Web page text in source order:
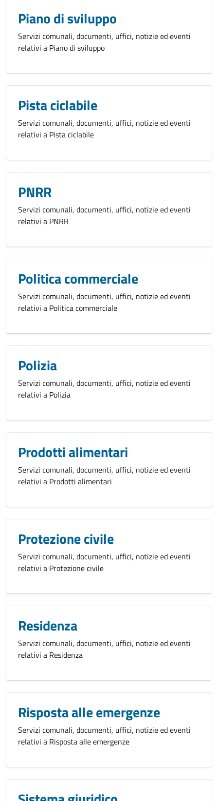
Piano di sviluppo
Servizi comunali, documenti, uffici, notizie ed eventi
relativi a Piano di sviluppo
Pista ciclabile
Servizi comunali, documenti, uffici, notizie ed eventi
relativi a Pista ciclabile
PNRR
Servizi comunali, documenti, uffici, notizie ed eventi
relativi a PNRR
Politica commerciale
Servizi comunali, documenti, uffici, notizie ed eventi
relativi a Politica commerciale
Polizia
Servizi comunali, documenti, uffici, notizie ed eventi
relativi a Polizia
Prodotti alimentari
Servizi comunali, documenti, uffici, notizie ed eventi
relativi a Prodotti alimentari
Protezione civile
Servizi comunali, documenti, uffici, notizie ed eventi
relativi a Protezione civile
Residenza
Servizi comunali, documenti, uffici, notizie ed eventi
relativi a Residenza
Risposta alle emergenze
Servizi comunali, documenti, uffici, notizie ed eventi
relativi a Risposta alle emergenze